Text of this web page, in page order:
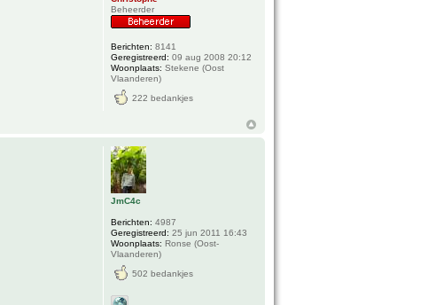
Beheerder
Berichten: 8141
Geregistreerd: 09 aug 2008 20:12
Woonplaats: Stekene (Oost
Vlaanderen)
222 bedankjes
JmC4c
Berichten: 4987
Geregistreerd: 25 jun 2011 16:43
Woonplaats: Ronse (Oost-
Vlaanderen)
502 bedankjes